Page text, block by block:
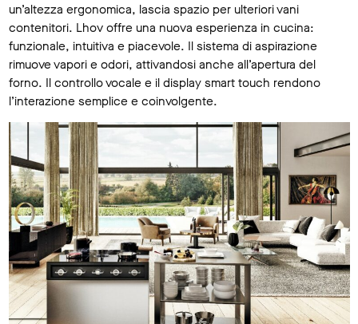
un’altezza ergonomica, lascia spazio per ulteriori vani
contenitori. Lhov offre una nuova esperienza in cucina:
funzionale, intuitiva e piacevole. Il sistema di aspirazione
rimuove vapori e odori, attivandosi anche all’apertura del
forno. Il controllo vocale e il display smart touch rendono
l’interazione semplice e coinvolgente.